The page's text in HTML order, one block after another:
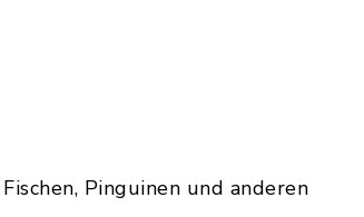
Pinguinen und anderen